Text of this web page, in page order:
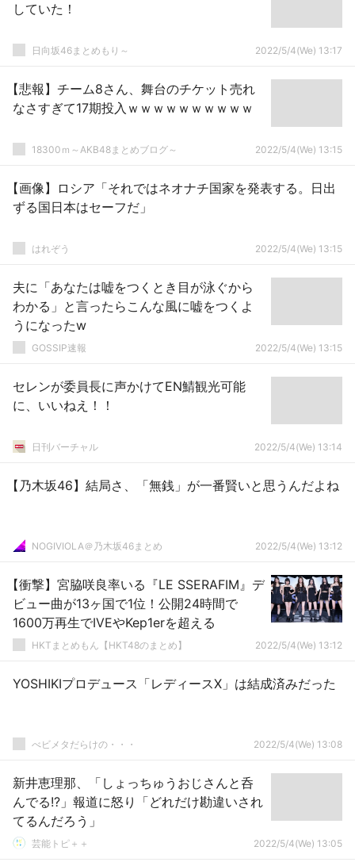
していた！
日向坂46まとめもり～ 2022/5/4(We) 13:17
【悲報】チーム8さん、舞台のチケット売れ
なさすぎて17期投入ｗｗｗｗｗｗｗｗｗｗ
18300ｍ～AKB48まとめブログ～ 2022/5/4(We) 13:15
【画像】ロシア「それではネオナチ国家を発表する。日出
ずる国日本はセーフだ」
はれぞう 2022/5/4(We) 13:15
夫に「あなたは嘘をつくとき目が泳ぐから
わかる」と言ったらこんな風に嘘をつくよ
うになったw
GOSSIP速報 2022/5/4(We) 13:15
セレンが委員長に声かけてEN鯖観光可能
に、いいねえ！！
日刊バーチャル 2022/5/4(We) 13:14
【乃木坂46】結局さ、「無銭」が一番賢いと思うんだよね
NOGIVIOLA＠乃木坂46まとめ 2022/5/4(We) 13:12
【衝撃】宮脇咲良率いる『LE SSERAFIM』デ
ビュー曲が13ヶ国で1位！公開24時間で
1600万再生でIVEやKep1erを超える
HKTまとめもん【HKT48のまとめ】 2022/5/4(We) 13:12
YOSHIKIプロデュース「レディースX」は結成済みだった
べビメタだらけの・・・ 2022/5/4(We) 13:08
新井恵理那、「しょっちゅうおじさんと呑
んでる!?」報道に怒り「どれだけ勘違いされ
てるんだろう」
芸能トピ＋＋ 2022/5/4(We) 13:05